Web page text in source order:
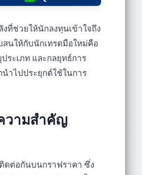
ที่ช่วยให้นักลงทุนเข้าใจถึง
นให้กับนักเทรดมือใหม่คือ
ระเภท และกลยุทธ์การ
นำไปประยุกต์ใช้ในการ
วามสำคัญ
ดต่อกันบนกราฟราคา ซึ่ง